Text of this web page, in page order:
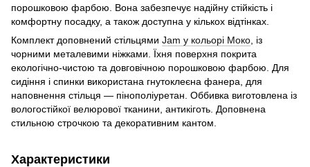
порошковою фарбою. Вона забезпечує надійну стійкість і
комфортну посадку, а також доступна у кількох відтінках.
Комплект доповнений стільцями Jam у кольорі Моко , із
чорними металевими ніжками. Їхня поверхня покрита
екологічно-чистою та довговічною порошковою фарбою. Для
сидіння і спинки використана гнутоклеєна фанера, для
наповнення стільця — пінополіуретан. Оббивка виготовлена із
вологостійкої велюрової тканини, антикіготь. Доповнена
стильною строчкою та декоративним кантом.
Характеристики